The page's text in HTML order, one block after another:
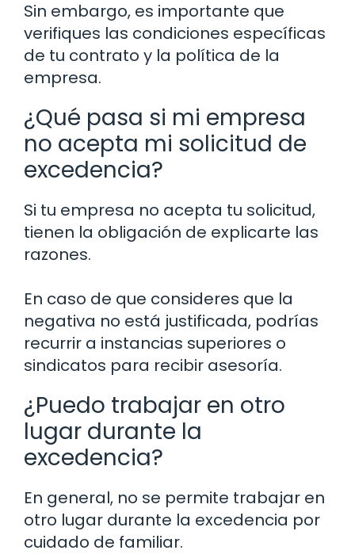
Sin embargo, es importante que
verifiques las condiciones específicas
de tu contrato y la política de la
empresa.
¿Qué pasa si mi empresa
no acepta mi solicitud de
excedencia?
Si tu empresa no acepta tu solicitud,
tienen la obligación de explicarte las
razones.
En caso de que consideres que la
negativa no está justificada, podrías
recurrir a instancias superiores o
sindicatos para recibir asesoría.
¿Puedo trabajar en otro
lugar durante la
excedencia?
En general, no se permite trabajar en
otro lugar durante la excedencia por
cuidado de familiar.